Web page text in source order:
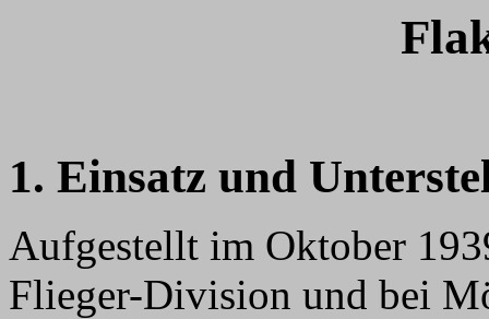
1. Einsatz und
Aufgestellt im Oktober
Flieger-Division und bei